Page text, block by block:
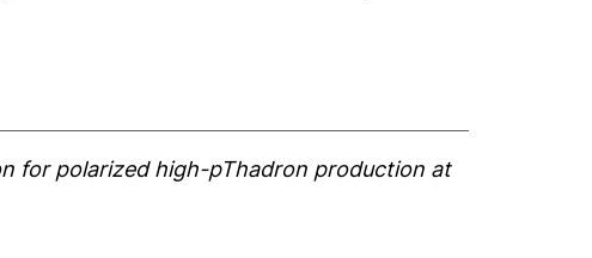
for polarized high-pThadron production at